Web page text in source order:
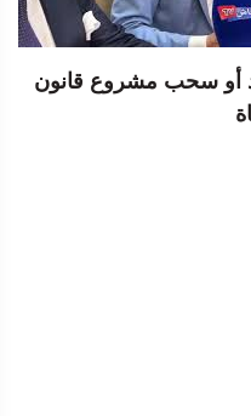
أو سحب مشروع قانون